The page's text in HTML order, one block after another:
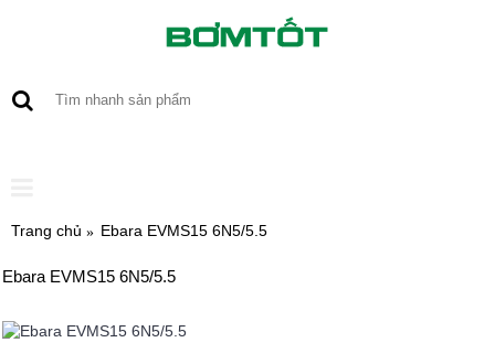
Trang chủ Ebara EVMS15 6N5/5.5
Ebara EVMS15 6N5/5.5